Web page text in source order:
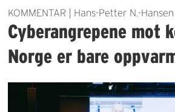
KOMMENTAR | Hans-Petter N.-Hansen
Cyberangrepene mot
Norge er bare